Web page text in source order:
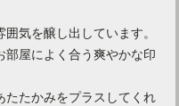
気を醸し出しています。
屋によく合う爽やかな印
たたかみをプラスしてくれ